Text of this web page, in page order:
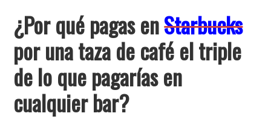
¿Por qué pagas enStarbucks
por una taza de café el triple
de lo que pagarías en
cualquier bar?